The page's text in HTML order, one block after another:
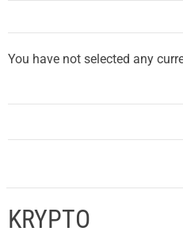
You have not selected any
KRYPTO